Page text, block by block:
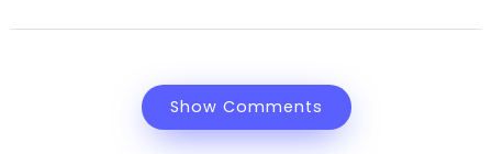
Show Comments